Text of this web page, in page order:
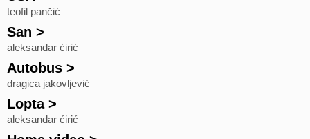
teofil pančić
San >
aleksandar ćirić
Autobus >
dragica jakovljević
Lopta>
aleksandar ćirić